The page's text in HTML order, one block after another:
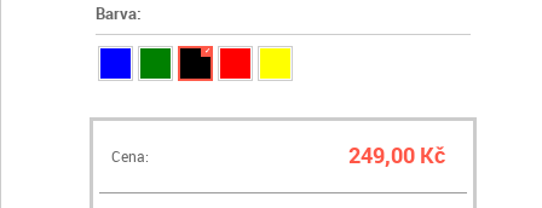
Barva:
✓
Cena: 249,00 Kč